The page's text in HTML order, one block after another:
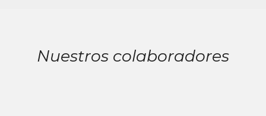
Nuestros colaboradores